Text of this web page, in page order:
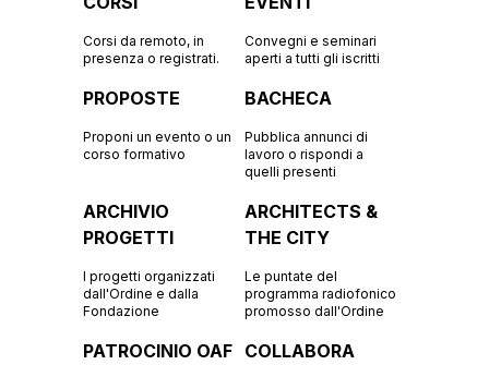
Corsi da remoto, in
presenza o registrati.
Convegni e seminari
aperti a tutti gli iscritti
PROPOSTE
Proponi un evento o un
corso formativo
BACHECA
Pubblica annunci di
lavoro o rispondi a
quelli presenti
ARCHIVIO
PROGETTI
I progetti organizzati
dall'Ordine e dalla
Fondazione
ARCHITECTS &
THE CITY
Le puntate del
programma radiofonico
promosso dall'Ordine
PATROCINIO OAF COLLABORA